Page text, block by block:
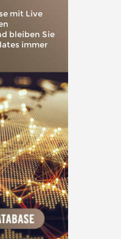
mit Live
bleiben Sie
immer